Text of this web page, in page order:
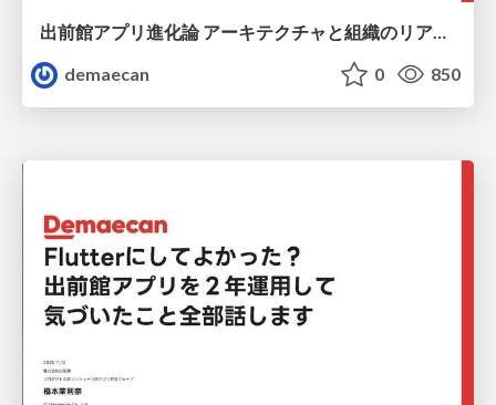
出前館アプリ進化論 アーキテクチャと組織のリアルな変⾰の舞台裏
demaecan
0 850